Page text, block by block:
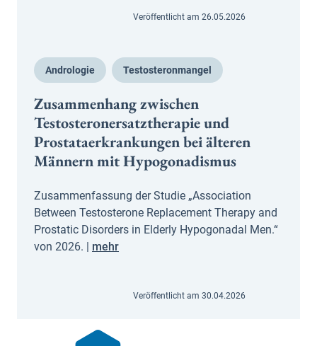
Veröffentlicht am 26.05.2026
Andrologie Testosteronmangel
Zusammenhang zwischen
Testosteronersatztherapie und
Prostataerkrankungen bei älteren
Männern mit Hypogonadismus
Zusammenfassung der Studie „Association
Between Testosterone Replacement Therapy and
Prostatic Disorders in Elderly Hypogonadal Men.“
von 2026. | mehr
Veröffentlicht am 30.04.2026